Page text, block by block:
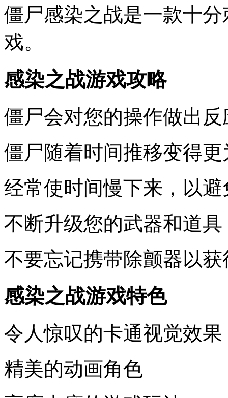
僵尸感染之战是一款十
戏。
感染之战游戏攻略
僵尸会对您的操作做出
僵尸随着时间推移变得更
经常使时间慢下来，以
不断升级您的武器和道具
不要忘记携带除颤器以
感染之战游戏特色
令人惊叹的卡通视觉效果
精美的动画角色